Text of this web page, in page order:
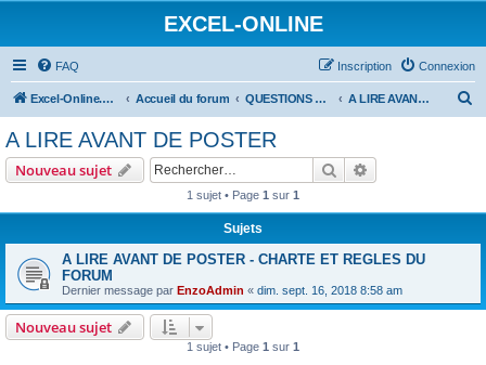
EXCEL-ONLINE
FAQ Connexion
Inscription
Excel-Online.net Accueil du forum QUESTIONS EXCEL A LIRE AVANT DE POSTER
e
A LIRE AVANT DE POSTER
Nouveau sujet Rechercher
1 sujet • Page 1 sur 1
Sujets
A LIRE AVANT DE POSTER - CHARTE ET REGLES DU
FORUM
Dernier message par EnzoAdmin « dim. sept. 16, 2018 8:58 am
Nouveau sujet
1 sujet • Page 1 sur 1